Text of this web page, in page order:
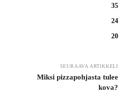
35
24
20
SEURAAVA ARTIKKELI
Miksi pizzapohjasta tulee
kova?